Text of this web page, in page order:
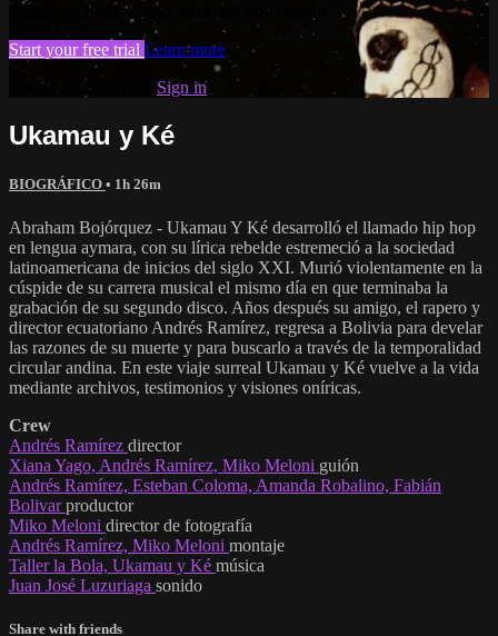
Watch this video and more on NoFicción
Start your free trial Learn more
Already subscribed? Sign in
Ukamau y Ké
BIOGRÁFICO • 1h 26m
Abraham Bojórquez - Ukamau Y Ké desarrolló el llamado hip hop
en lengua aymara, con su lírica rebelde estremeció a la sociedad
latinoamericana de inicios del siglo XXI. Murió violentamente en la
cúspide de su carrera musical el mismo día en que terminaba la
grabación de su segundo disco. Años después su amigo, el rapero y
director ecuatoriano Andrés Ramírez, regresa a Bolivia para develar
las razones de su muerte y para buscarlo a través de la temporalidad
circular andina. En este viaje surreal Ukamau y Ké vuelve a la vida
mediante archivos, testimonios y visiones oníricas.
Crew
Andrés Ramírez director
Xiana Yago, Andrés Ramírez, Miko Meloni guión
Andrés Ramírez, Esteban Coloma, Amanda Robalino, Fabián
Bolivarproductor
Miko Meloni director de fotografía
Andrés Ramírez, Miko Meloni montaje
Taller la Bola, Ukamau y Ké música
Juan José Luzuriaga sonido
Share with friends